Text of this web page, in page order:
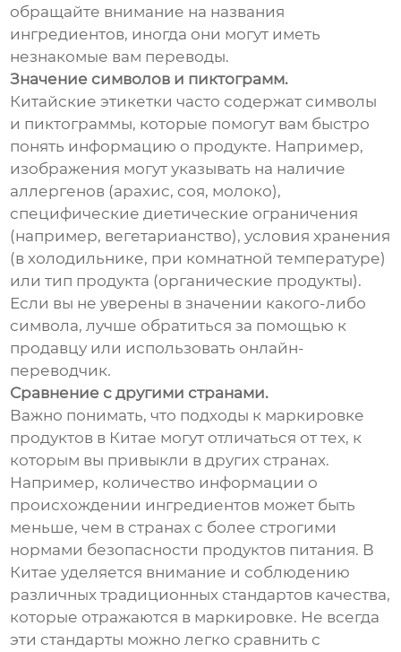
обращайте внимание на названия
ингредиентов, иногда они могут иметь
незнакомые вам переводы.
Значение символов и пиктограмм.
Китайские этикетки часто содержат символы
и пиктограммы, которые помогут вам быстро
понять информацию о продукте. Например,
изображения могут указывать на наличие
аллергенов (арахис, соя, молоко),
специфические диетические ограничения
(например, вегетарианство), условия хранения
(в холодильнике, при комнатной температуре)
или тип продукта (органические продукты).
Если вы не уверены в значении какого-либо
символа, лучше обратиться за помощью к
продавцу или использовать онлайн-
переводчик.
Сравнение с другими странами.
Важно понимать, что подходы к маркировке
продуктов в Китае могут отличаться от тех, к
которым вы привыкли в других странах.
Например, количество информации о
происхождении ингредиентов может быть
меньше, чем в странах с более строгими
нормами безопасности продуктов питания. В
Китае уделяется внимание и соблюдению
различных традиционных стандартов качества,
которые отражаются в маркировке. Не всегда
эти стандарты можно легко сравнить с